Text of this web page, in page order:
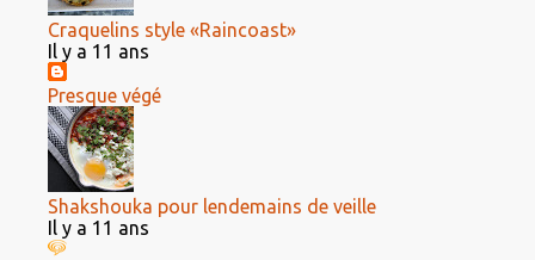
Craquelins style «Raincoast»
Il y a 11 ans
Presque végé
Shakshouka pour lendemains de veille
Il y a 11 ans